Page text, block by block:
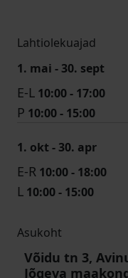
Lahtiolekuajad
1. mai - 30. sept
E-L 10:00 - 17:00
P 10:00 - 15:00
1. okt - 30. apr
E-R 10:00 - 18:00
L 10:00 - 15:00
Asukoht
Võidu tn 3,
Jõgeva